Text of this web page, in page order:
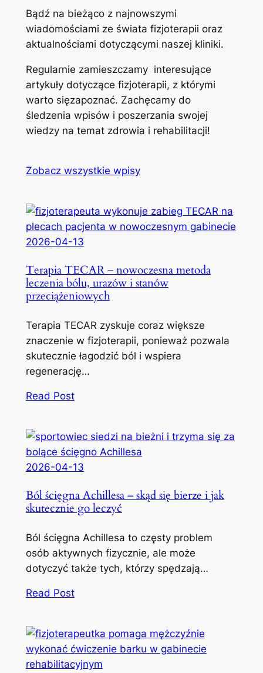
Bądź na bieżąco z najnowszymi
wiadomościami ze świata fizjoterapii oraz
aktualnościami dotyczącymi naszej kliniki.
Regularnie zamieszczamy interesujące
artykuły dotyczące fizjoterapii, z którymi
warto sięzapoznać. Zachęcamy do
śledzenia wpisów i poszerzania swojej
wiedzy na temat zdrowia i rehabilitacji!
Zobacz wszystkie wpisy
2026-04-13
Terapia TECAR – nowoczesna metoda
leczenia bólu, urazów i stanów
przeciążeniowych
Terapia TECAR zyskuje coraz większe
znaczenie w fizjoterapii, ponieważ pozwala
skutecznie łagodzić ból i wspiera
regenerację…
Read Post
2026-04-13
Ból ścięgna Achillesa – skąd się bierze i jak
skutecznie go leczyć
Ból ścięgna Achillesa to częsty problem
osób aktywnych fizycznie, ale może
dotyczyć także tych, którzy spędzają…
Read Post